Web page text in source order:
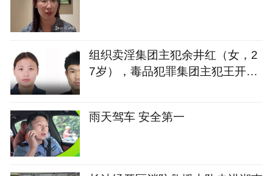
组织卖淫集团主犯余井红（女，2
7岁），毒品犯罪集团主犯王开坚
雨天驾车 安全第一